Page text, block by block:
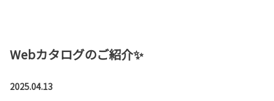
Webカタログのご紹介✨
2025.04.13